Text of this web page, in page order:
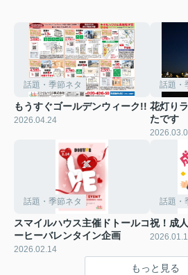
話題・季節ネタ
もうすぐゴールデンウィーク!!
2026.04.24
話題・
花灯り
たです
話題・季節ネタ
スマイルハウス主催ドトールコ
ーヒーバレンタイン企画
2026.02.14
話題・
祝！成
もっと見る